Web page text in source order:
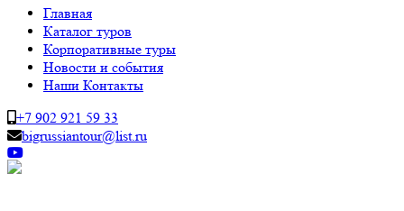
Главная
Каталог туров
Корпоративные туры
Новости и события
Наши Контакты
+7 902 921 59 33
bigrussiantour@list.ru